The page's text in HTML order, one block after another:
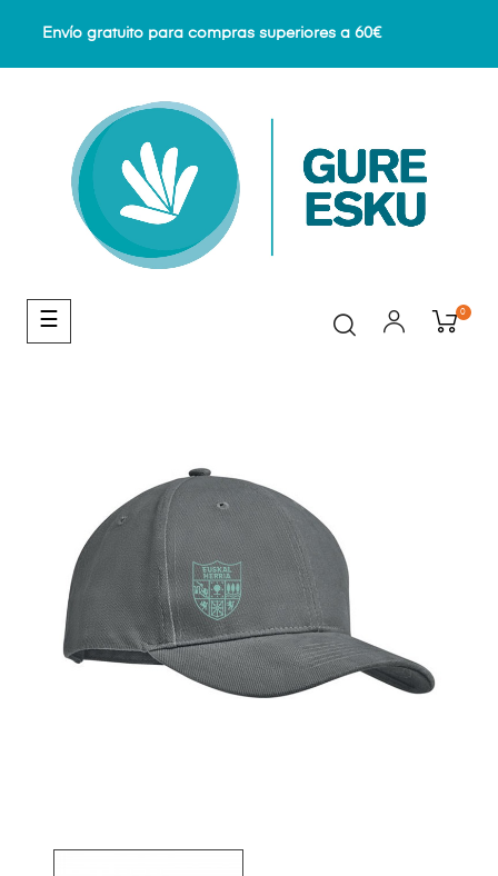
Envío gratuito para compras superiores a 60€
Navegación
de
☰ 0